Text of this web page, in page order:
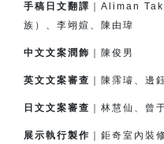
手稿日文翻譯
｜Aliman
族）、李翊媗、陳由瑋
中文文案潤飾 ｜陳俊男
英文文案審查 ｜陳霈璿、邊
日文文案審查 ｜林慧仙、曾
展示執行製作 ｜鉅奇室內裝